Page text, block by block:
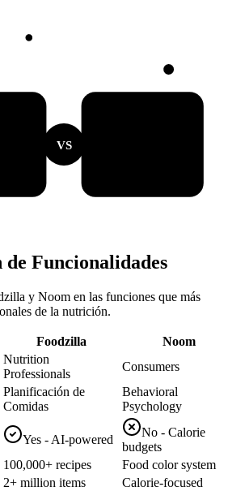
VS
Funcionalidades
y Noom en las funciones que más
de la nutrición.
Foodzilla
Noom
Nutrition
Professionals
Consumers
Planificación de
Comidas
Behavioral
Psychology
Yes - AI-powered
No - Calorie
budgets
100,000+ recipes
Food color system
2+ million items
Calorie-focused